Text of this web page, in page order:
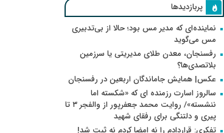
پربازدیدها
نماینده‌ای که مدیر مس بود؛ حالا از بی‌تدبیری
مس می‌گوید
رفسنجان، معدن طلای مدیریتی یا سرزمین
بلاتصدی‌ها؟
عکس| همایش جاماندگان اربعین در رفسنجان
سالروز اسارت رزمنده ای که «شکسته اما
ننشسته»/ روایت محمد جعفرپور از والفجر ۳ تا
پیری و دلتنگی برای رفقای شهید
تفکری: قراردادم را نه امضا کردم نه ثبت شد!